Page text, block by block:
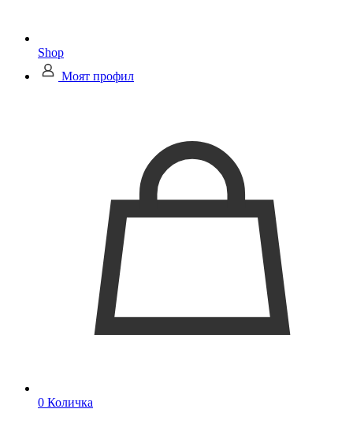
Shop
Моят профил
0 Количка